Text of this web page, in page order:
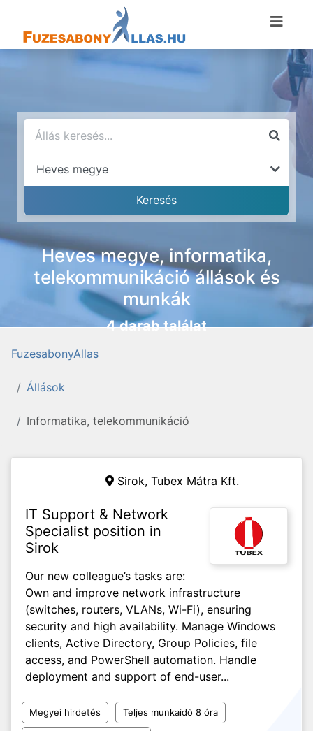
Heves megye, informatika,
telekommunikáció állások és
munkák
4 darab találat
FuzesabonyAllas
Állások
Informatika, telekommunikáció
Sirok, Tubex Mátra Kft.
IT Support & Network
Specialist position in
Sirok
Our new colleague’s tasks are:
Own and improve network infrastructure
(switches, routers, VLANs, Wi-Fi), ensuring
security and high availability. Manage Windows
clients, Active Directory, Group Policies, file
access, and PowerShell automation. Handle
deployment and support of end-user...
Megyei hirdetés Teljes munkaidő 8 óra